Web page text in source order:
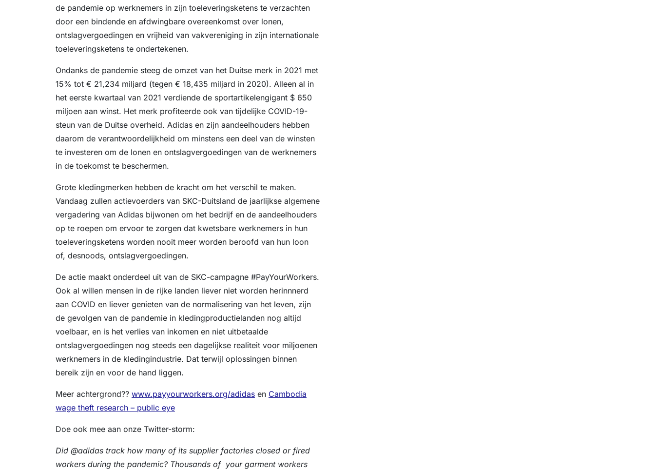
de pandemie op werknemers in zijn toeleveringsketens te verzachten
door een bindende en afdwingbare overeenkomst over lonen,
ontslagvergoedingen en vrijheid van vakvereniging in zijn internationale
toeleveringsketens te ondertekenen.
Ondanks de pandemie steeg de omzet van het Duitse merk in 2021 met
15% tot € 21,234 miljard (tegen € 18,435 miljard in 2020). Alleen al in
het eerste kwartaal van 2021 verdiende de sportartikelengigant $ 650
miljoen aan winst. Het merk profiteerde ook van tijdelijke COVID-19-
steun van de Duitse overheid. Adidas en zijn aandeelhouders hebben
daarom de verantwoordelijkheid om minstens een deel van de winsten
te investeren om de lonen en ontslagvergoedingen van de werknemers
in de toekomst te beschermen.
Grote kledingmerken hebben de kracht om het verschil te maken.
Vandaag zullen actievoerders van SKC-Duitsland de jaarlijkse algemene
vergadering van Adidas bijwonen om het bedrijf en de aandeelhouders
op te roepen om ervoor te zorgen dat kwetsbare werknemers in hun
toeleveringsketens worden nooit meer worden beroofd van hun loon
of, desnoods, ontslagvergoedingen.
De actie maakt onderdeel uit van de SKC-campagne #PayYourWorkers.
Ook al willen mensen in de rijke landen liever niet worden herinnnerd
aan COVID en liever genieten van de normalisering van het leven, zijn
de gevolgen van de pandemie in kledingproductielanden nog altijd
voelbaar, en is het verlies van inkomen en niet uitbetaalde
ontslagvergoedingen nog steeds een dagelijkse realiteit voor miljoenen
werknemers in de kledingindustrie. Dat terwijl oplossingen binnen
bereik zijn en voor de hand liggen.
Meer achtergrond?? www.payyourworkers.org/adidas en Cambodia
wage theft research – public eye
Doe ook mee aan onze Twitter-storm:
Did @adidas track how many of its supplier factories closed or fired
workers during the pandemic? Thousands of your garment workers